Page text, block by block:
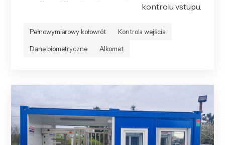
kontrolu vstupu.
Pełnowymiarowy kołowrót Kontrola wejścia
Dane biometryczne Alkomat